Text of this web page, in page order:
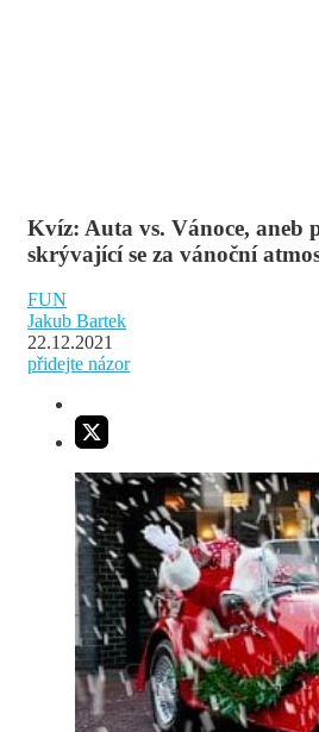
Kvíz: Auta vs. Vánoce, aneb
skrývající se za vánoční
FUN
Jakub Bartek
22.12.2021
přidejte názor